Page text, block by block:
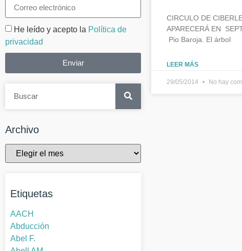
He leído y acepto la Política de
privacidad
Enviar
Archivo
Etiquetas
AACH
Abducción
Abel F.
CIRCULO DE
APARECERÁ EN
Pio Baroja. El árbol
LEER MÁS
29/05/2014 No hay